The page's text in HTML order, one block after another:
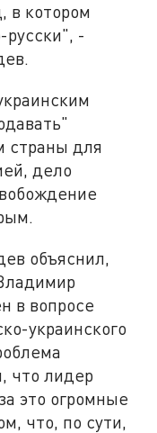
в котором
русски", -
страны для
дело
объяснил,
в вопросе
украинского
что лидер
это огромные
что, по сути,